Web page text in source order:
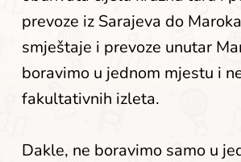
prevoze iz Sarajeva do
smještaje i prevoze unutar
boravimo u jednom mjestu i
fakultativnih izleta.
Dakle, ne boravimo samo u